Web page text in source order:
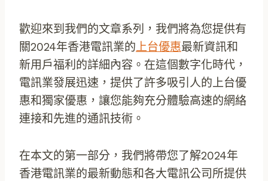
歡迎來到我們的文章系列，我們將為您提供有
關2024年香港電訊業的上台優惠最新資訊和
新用戶福利的詳細內容。在這個數字化時代，
電訊業發展迅速，提供了許多吸引人的上台優
惠和獨家優惠，讓您能夠充分體驗高速的網絡
連接和先進的通訊技術。
在本文的第一部分，我們將帶您了解2024年
香港電訊業的最新動態和各大電訊公司所提供